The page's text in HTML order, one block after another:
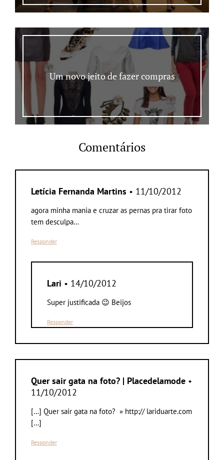
Um novo jeito de fazer compras
Comentários
Letícia Fernanda Martins • 11/10/2012
agora minha mania e cruzar as pernas pra tirar foto
tem desculpa…
Responder
Lari • 14/10/2012
Super justificada 😉 Beijos
Responder
Quer sair gata na foto? | Placedelamode •
11/10/2012
[…] Quer sair gata na foto? » http:// lariduarte.com
[…]
Responder